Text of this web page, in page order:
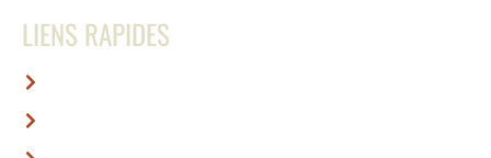
LIENS RAPIDES